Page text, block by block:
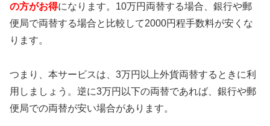
の方がお得になります。10万円両替する場合、銀行や郵
便局で両替する場合と比較して2000円程手数料が安くな
ります。
つまり、本サービスは、3万円以上外貨両替するときに利
用しましょう。逆に3万円以下の両替であれば、銀行や郵
便局での両替が安い場合があります。